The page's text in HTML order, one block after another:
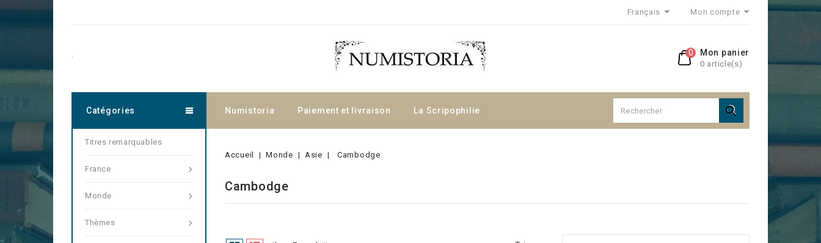
Français Mon compte
Mon panier
0 article(s)
0
.
Numistoria Paiement et livraison La Scripophilie 
Catégories
Titres remarquables
France
Monde
Thèmes
Accueil Monde Asie Cambodge
Cambodge